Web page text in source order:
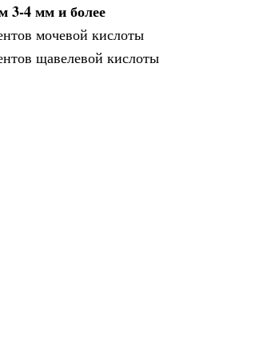
3-4 мм и более
мочевой кислоты
щавелевой кислоты